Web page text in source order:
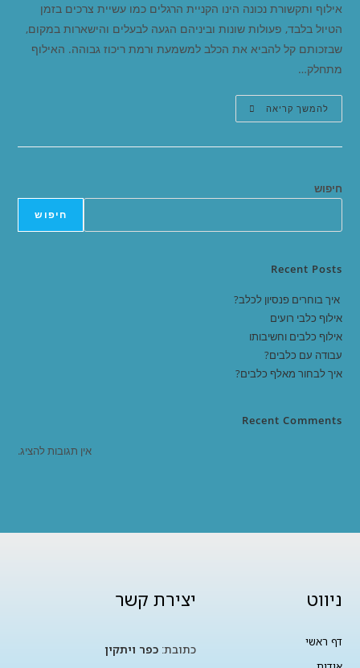
אילוף ותקשורת נכונה הינו הקניית הרגלים כמו עשיית צרכים בזמן
הטיול בלבד, פעולות שונות וביניהם הגעה לבעלים והישארות במקום,
שבזכותם קל להביא את הכלב למשמעת ורמת ריכוז גבוהה. האילוף
מתחלק…
להמשך קריאה
חיפוש
חיפוש
Recent Posts
איך בוחרים פנסיון לכלב?
אילוף כלבי רועים
אילוף כלבים וחשיבותו
עבודה עם כלבים?
איך לבחור מאלף כלבים?
Recent Comments
אין תגובות להציג.
ניווט
דף ראשי
יצירת קשר
כתובת: כפר ויתקין